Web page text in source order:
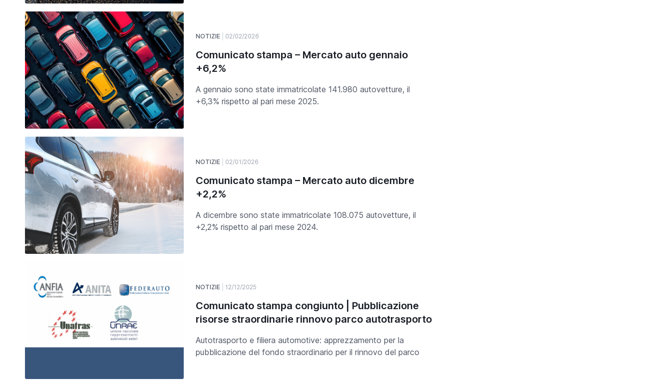
NOTIZIE 02/02/2026
Comunicato stampa – Mercato auto gennaio
+6,2%
A gennaio sono state immatricolate 141.980 autovetture, il
+6,3% rispetto al pari mese 2025.
NOTIZIE 02/01/2026
Comunicato stampa – Mercato auto dicembre
+2,2%
A dicembre sono state immatricolate 108.075 autovetture, il
+2,2% rispetto al pari mese 2024.
NOTIZIE 12/12/2025
Comunicato stampa congiunto | Pubblicazione
risorse straordinarie rinnovo parco autotrasporto
Autotrasporto e filiera automotive: apprezzamento per la
pubblicazione del fondo straordinario per il rinnovo del parco